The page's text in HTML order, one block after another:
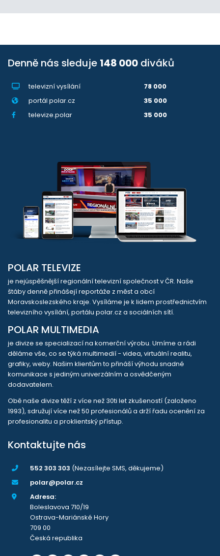
Denně nás sleduje 148 000 diváků
televizní vysílání
78 000
portál polar.cz
35 000
televize.polar
35 000
POLAR TELEVIZE
je nejúspěšnější regionální televizní společnost v ČR. Naše
štáby denně přinášejí reportáže z měst a obcí
Moravskoslezského kraje. Vysíláme je k lidem prostřednictvím
televizního vysílání, portálu polar.cz a sociálních sítí.
POLAR MULTIMEDIA
je divize se specializací na komerční výrobu. Umíme a rádi
děláme vše, co se týká multimedií - videa, virtuální realitu,
grafiky, weby. Našim klientům to přináší výhodu snadné
komunikace s jediným univerzálním a osvědčeným
dodavatelem.
Obě naše divize těží z více než 30ti let zkušeností (založeno
1993), sdružují více než 50 profesionálů a drží řadu ocenění za
profesionalitu a proklientský přístup.
Kontaktujte nás
552 303 303 (Nezasílejte SMS, děkujeme)
polar@polar.cz
Adresa:
Boleslavova 710/19
Ostrava-Mariánské Hory
709 00
Česká republika